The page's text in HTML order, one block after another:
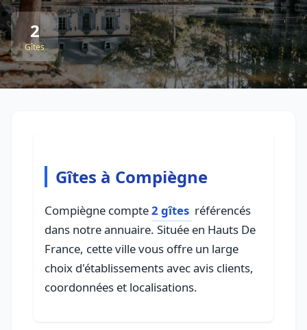
2
Gîtes
Gîtes à Compiègne
Compiègne compte2 gîtes référencés
dans notre annuaire. Située en Hauts De
France, cette ville vous offre un large
choix d'établissements avec avis clients,
coordonnées et localisations.